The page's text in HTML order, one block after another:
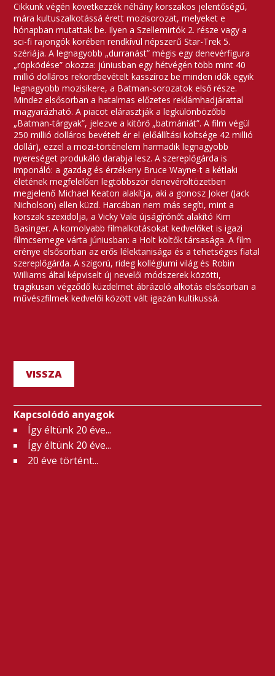
Cikkünk végén következzék néhány korszakos jelentőségű,
mára kultuszalkotássá érett mozisorozat, melyeket e
hónapban mutattak be. Ilyen a Szellemirtók 2. része vagy a
sci-fi rajongók körében rendkívül népszerű Star-Trek 5.
szériája. A legnagyobb „durranást” mégis egy denevérfigura
„röpködése” okozza: júniusban egy hétvégén több mint 40
millió dolláros rekordbevételt kasszíroz be minden idők egyik
legnagyobb mozisikere, a Batman-sorozatok első része.
Mindez elsősorban a hatalmas előzetes reklámhadjárattal
magyarázható. A piacot elárasztják a legkülönbözőbb
„Batman-tárgyak”, jelezve a kitörő „batmániát”. A film végül
250 millió dolláros bevételt ér el (előállítási költsége 42 millió
dollár), ezzel a mozi-történelem harmadik legnagyobb
nyereséget produkáló darabja lesz. A szereplőgárda is
imponáló: a gazdag és érzékeny Bruce Wayne-t a kétlaki
életének megfelelően legtöbbször denevéröltözetben
megjelenő Michael Keaton alakítja, aki a gonosz Joker (Jack
Nicholson) ellen küzd. Harcában nem más segíti, mint a
korszak szexidolja, a Vicky Vale újságírónőt alakító Kim
Basinger. A komolyabb filmalkotásokat kedvelőket is igazi
filmcsemege várta júniusban: a Holt költők társasága. A film
erénye elsősorban az erős lélektanisága és a tehetséges fiatal
szereplőgárda. A szigorú, rideg kollégiumi világ és Robin
Williams által képviselt új nevelői módszerek közötti,
tragikusan végződő küzdelmet ábrázoló alkotás elsősorban a
művészfilmek kedvelői között vált igazán kultikussá.
VISSZA
Kapcsolódó anyagok
Így éltünk 20 éve...
Így éltünk 20 éve...
20 éve történt...